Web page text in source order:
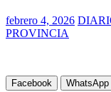
febrero 4, 2026
PROVINCIA
Facebook WhatsApp